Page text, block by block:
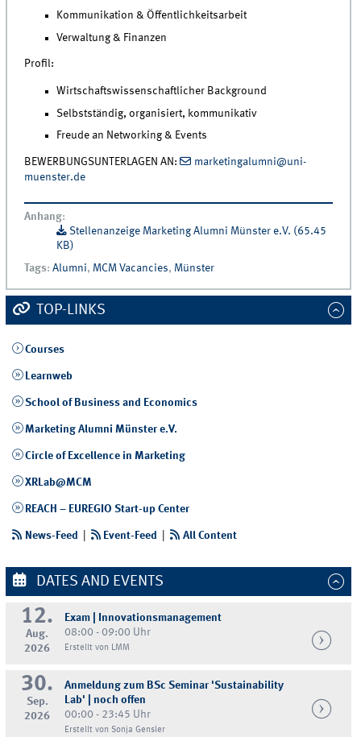
Kommunikation & Öffentlichkeitsarbeit
Verwaltung & Finanzen
Profil:
Wirtschaftswissenschaftlicher Background
Selbstständig, organisiert, kommunikativ
Freude an Networking & Events
BEWERBUNGSUNTERLAGEN AN:
marketingalumni@uni-
muenster.de
Anhang:
Stellenanzeige Marketing Alumni Münster e.V. (65.45
KB)
Tags:Alumni, MCM Vacancies, Münster
TOP-LINKS
Courses
Learnweb
School of Business and Economics
Marketing Alumni Münster e.V.
Circle of Excellence in Marketing
XRLab@MCM
REACH – EUREGIO Start-up Center
News-Feed Event-Feed | All Content
DATES AND EVENTS
12.
Aug.
2026
Exam | Innovationsmanagement
08:00 - 09:00 Uhr
Erstellt von LMM
30.
Sep.
2026
Anmeldung zum BSc Seminar 'Sustainability
Lab' | noch offen
00:00 - 23:45 Uhr
Erstellt von Sonja Gensler